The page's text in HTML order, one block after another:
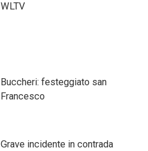
WLTV
Buccheri: festeggiato san
Francesco
Grave incidente in contrada